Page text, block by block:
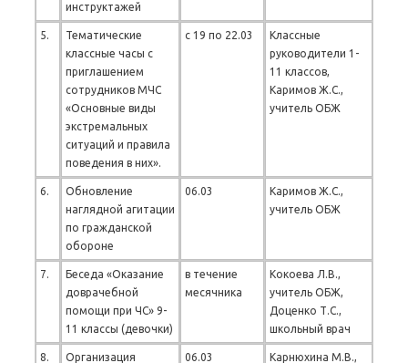
инструктажей
5.
Тематические
классные часы с
приглашением
сотрудников МЧС
«Основные виды
экстремальных
ситуаций и правила
поведения в них».
с 19 по 22.03
Классные
руководители 1-
11 классов,
Каримов Ж.С.,
учитель ОБЖ
6.
Обновление
наглядной агитации
по гражданской
обороне
06.03
Каримов Ж.С.,
учитель ОБЖ
7.
Беседа «Оказание
доврачебной
помощи при ЧС» 9-
11 классы (девочки)
в течение
месячника
Кокоева Л.В.,
учитель ОБЖ,
Доценко Т.С.,
школьный врач
8.
Организация
06.03
Карнюхина М.В.,